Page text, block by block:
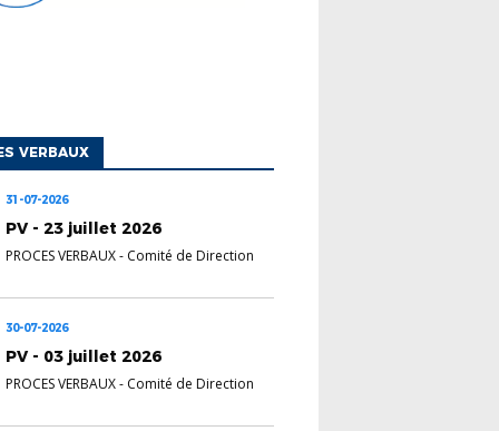
VERBAUX
31-07-2026
PV - 23 juillet 2026
PROCES VERBAUX- Comité de Direction
30-07-2026
PV - 03 juillet 2026
PROCES VERBAUX- Comité de Direction